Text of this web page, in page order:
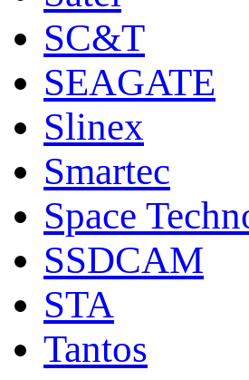
SC&T
SEAGATE
Slinex
Smartec
Space
SSDCAM
STA
Tantos